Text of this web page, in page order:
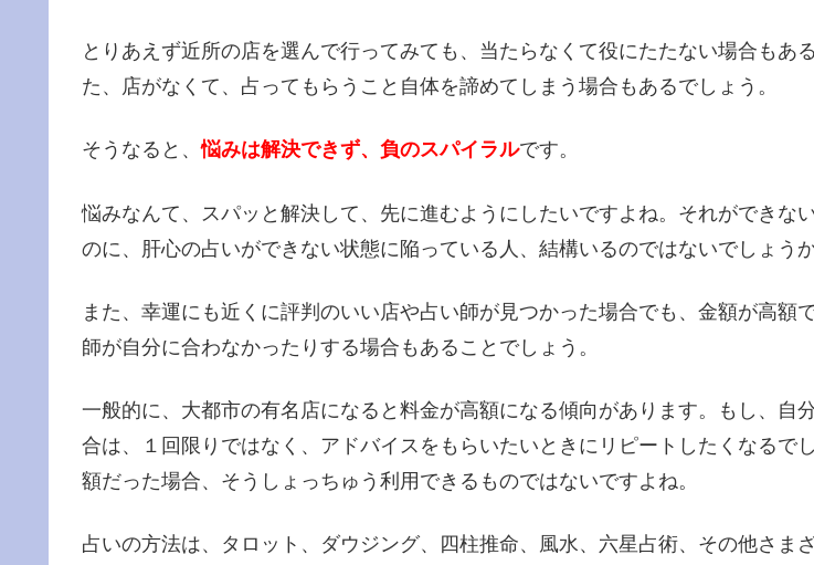
とりあえず近所の店を選んで行ってみても、当たらなくて役にたたない場合もあ
た、店がなくて、占ってもらうこと自体を諦めてしまう場合もあるでしょう。
そうなると、悩みは解決できず、負のスパイラルです。
悩みなんて、スパッと解決して、先に進むようにしたいですよね。それができな
のに、肝心の占いができない状態に陥っている人、結構いるのではないでしょうか
また、幸運にも近くに評判のいい店や占い師が見つかった場合でも、金額が高額
師が自分に合わなかったりする場合もあることでしょう。
一般的に、大都市の有名店になると料金が高額になる傾向があります。もし、自
合は、１回限りではなく、アドバイスをもらいたいときにリピートしたくなるで
額だった場合、そうしょっちゅう利用できるものではないですよね。
占いの方法は、タロット、ダウジング、四柱推命、風水、六星占術、その他さま